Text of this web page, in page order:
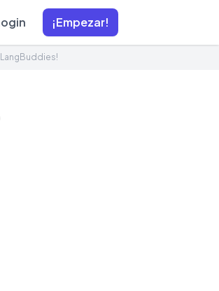
¡Empezar!
LangBuddies!